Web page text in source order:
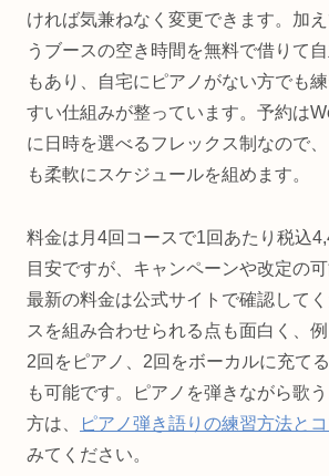
ければ気兼ねなく変更できます。加
うブースの空き時間を無料で借りて
もあり、自宅にピアノがない方でも
すい仕組みが整っています。予約は
に日時を選べるフレックス制なので
も柔軟にスケジュールを組めます。
料金は月4回コースで1回あたり税込
目安ですが、キャンペーンや改定の可
最新の料金は公式サイトで確認して
スを組み合わせられる点も面白く、
2回をピアノ、2回をボーカルに充て
も可能です。ピアノを弾きながら歌
方は、
ピアノ弾き語りの練習方法と
みてください。